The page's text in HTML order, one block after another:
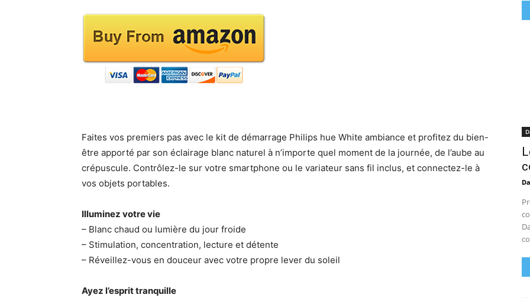
Faites vos premiers pas avec le kit de démarrage Philips hue White ambiance et profitez du bien-
être apporté par son éclairage blanc naturel à n’importe quel moment de la journée, de l’aube au
crépuscule. Contrôlez-le sur votre smartphone ou le variateur sans fil inclus, et connectez-le à
vos objets portables.
Illuminez votre vie
– Blanc chaud ou lumière du jour froide
– Stimulation, concentration, lecture et détente
– Réveillez-vous en douceur avec votre propre lever du soleil
Ayez l’esprit tranquille